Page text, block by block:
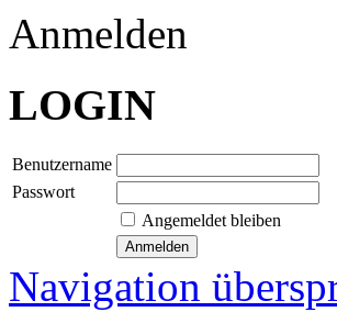
Anmelden
LOGIN
Benutzername
Passwort
Angemeldet bleiben
Navigation